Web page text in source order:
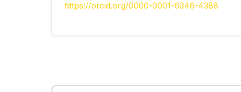
https://orcid.org/0000-0001-6346-4388